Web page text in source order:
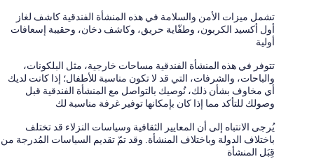
تشمل ميزات الأمن والسلامة في هذه المنشأة الفندقية كاشف لغاز
أول أكسيد الكربون، وطفّاية حريق، وكاشف دخان، وحقيبة إسعافات
أولية
تتوفر في هذه المنشأة الفندقية مساحات خارجية، مثل البلكونات،
والباحات، والشرفات، التي قد لا تكون مناسبة للأطفال؛ إذا كانت لديك
أي مخاوف بشأن ذلك، نُوصيك بالتواصل مع المنشأة الفندقية قبل
وصولك للتأكد مما إذا كان بإمكانها توفير غرفة مناسبة لك
يُرجى الانتباه إلى أن المعايير الثقافية وسياسات النزلاء قد تختلف
باختلاف الدولة وباختلاف المنشأة. وقد تمّ تقديم السياسات المُدرجة من
قِبَل المنشأة